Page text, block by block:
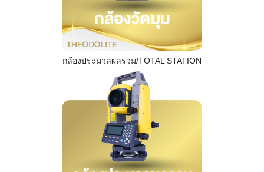
กล้องประมวลผลรวม/TOTAL STATION